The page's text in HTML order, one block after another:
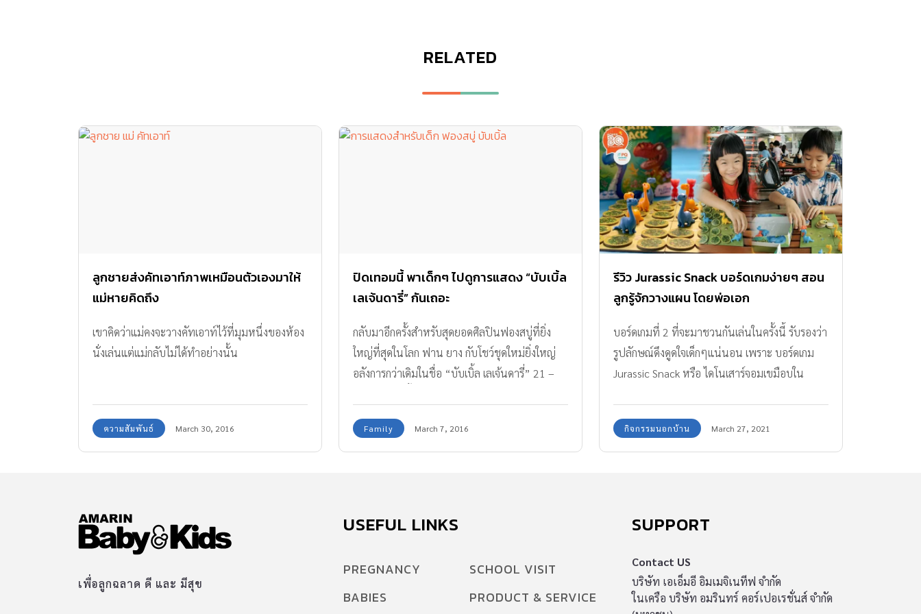
RELATED
ลูกชายส่งคัทเอาท์ภาพเหมือนตัวเองมาให้
แม่หายคิดถึง
เขาคิดว่าแม่คงจะวางคัทเอาท์ไว้ที่มุมหนึ่งของห้อง
นั่งเล่นแต่แม่กลับไม่ได้ทำอย่างนั้น
ความสัมพันธ์ March 30, 2016
ปิดเทอมนี้ พาเด็กๆ ไปดูการแสดง “บับเบิ้ล
เลเจ้นดารี่” กันเถอะ
กลับมาอีกครั้งสำหรับสุดยอดศิลปินฟองสบู่ที่ยิ่ง
ใหญ่ที่สุดในโลก ฟาน ยาง กับโชว์ชุดใหม่ยิ่งใหญ่
อลังการกว่าเดิมในชื่อ “บับเบิ้ล เลเจ้นดารี่” 21 –
Family March 7, 2016
รีวิว Jurassic Snack บอร์ดเกมง่ายๆ สอน
ลูกรู้จักวางแผน โดยพ่อเอก
บอร์ดเกมที่ 2 ที่จะมาชวนกันเล่นในครั้งนี้ รับรองว่า
รูปลักษณ์ดึงดูดใจเด็กๆแน่นอน เพราะ บอร์ดเกม
Jurassic Snack หรือ ไดโนเสาร์จอมเขมือบใน
ไดโนเสาร์คอยาวที่เดินบนแผ่นกระดานผืนป่าอัน
กว้างใหญ่ไล่กินโทเคนใบไม้จนพุงกาง ปูนปั้นกับ
เล่นแล้ว เราก็ได้ร้อง เย้ๆๆๆ หาบอร์ดเกมที่ไม่ยาก
Monopoly เกมเศรษฐี บอร์ดเกมยอดฮิต ฝึกลูก
วางแผนการเงิน แนะนำ 4 “บอร์ดเกม” ฝึกลูกสมอง
ไว ไหวพริบดี 8 บอร์ดเกมเด็ก ต้องมีติดบ้าน ช่วย
กิจกรรมนอกบ้าน March 27, 2021
เพื่อลูกฉลาด ดี และ มีสุข
USEFUL LINKS
PREGNANCY
BABIES
SCHOOL VISIT
PRODUCT & SERVICE
SUPPORT
Contact US
บริษัท เอเอ็มอี อิมเมจิเนทีฟ จำกัด
ในเครือ บริษัท อมรินทร์ คอร์เปอเรชั่นส์ จำกัด